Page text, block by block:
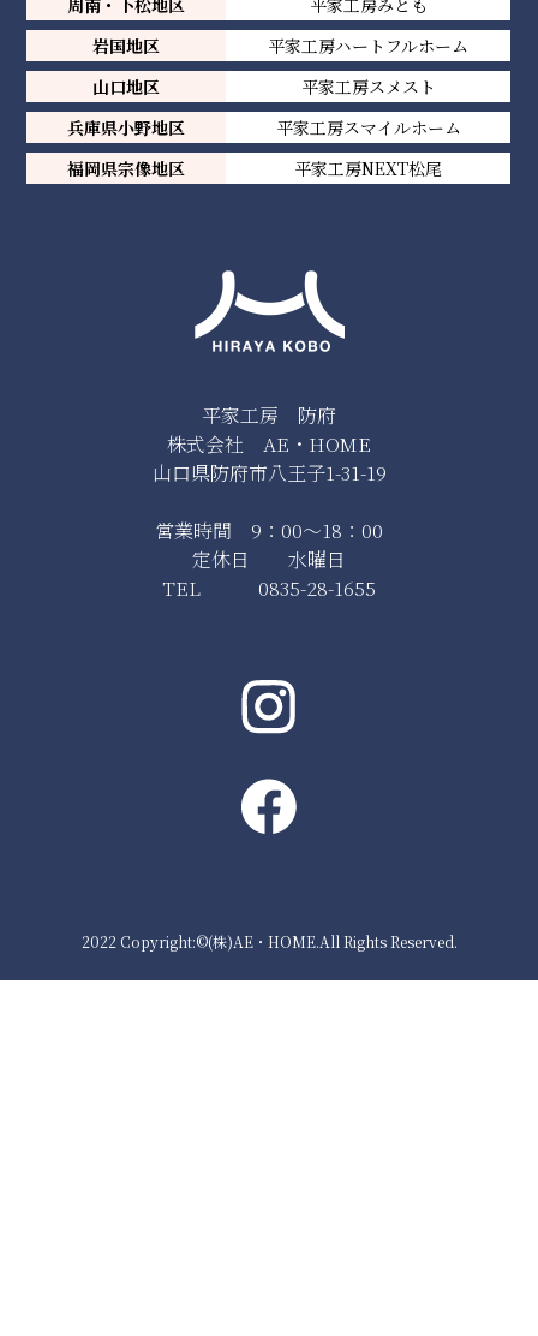
平家工房 防府
株式会社 AE・HOME
山口県防府市八王子1-31-19
営業時間 9：00～18：00
定休日 水曜日
TEL 0835-28-1655
岩国地区
平家工房ハートフルホーム
山口地区
平家工房スメスト
兵庫県小野地区
平家工房スマイルホーム
福岡県宗像地区
平家工房NEXT松尾
2022 Copyright:©(株)AE・HOME.All Rights Reserved.